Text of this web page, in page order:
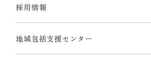
採用情報
地域包括支援センター